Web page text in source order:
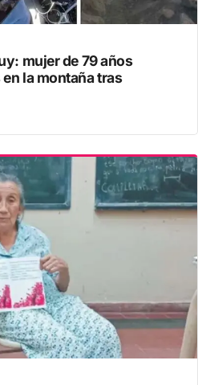
mujer de 79 años
la montaña tras